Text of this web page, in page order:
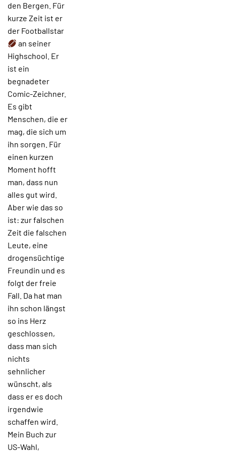
den Bergen. Für
kurze Zeit ist er
der Footballstar
an seiner
Highschool. Er
ist ein
begnadeter
Comic-Zeichner.
Es gibt
Menschen, die er
mag, die sich um
ihn sorgen. Für
einen kurzen
Moment hofft
man, dass nun
alles gut wird.
Aber wie das so
ist: zur falschen
Zeit die falschen
Leute, eine
drogensüchtige
Freundin und es
folgt der freie
Fall. Da hat man
ihn schon längst
so ins Herz
geschlossen,
dass man sich
nichts
sehnlicher
wünscht, als
dass er es doch
irgendwie
schaffen wird.
Mein Buch zur
US-Wahl,